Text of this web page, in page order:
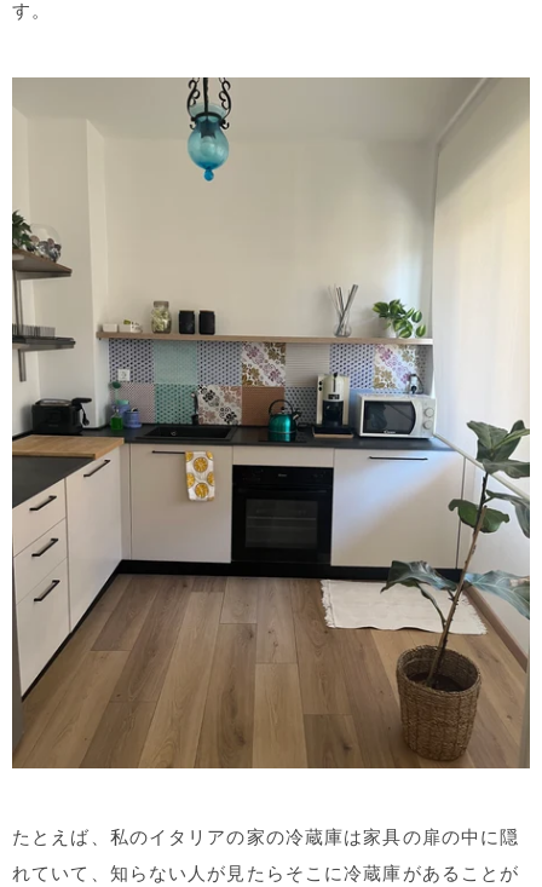
す。
たとえば、私のイタリアの家の冷蔵庫は家具の扉の中に隠
れていて、知らない人が見たらそこに冷蔵庫があることが